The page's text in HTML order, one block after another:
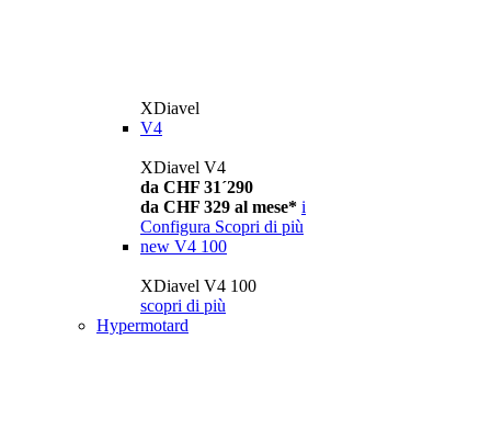
XDiavel
V4
XDiavel V4
da CHF 31´290
da CHF 329 al mese* i
Configura Scopri di più
new V4 100
XDiavel V4 100
scopri di più
Hypermotard